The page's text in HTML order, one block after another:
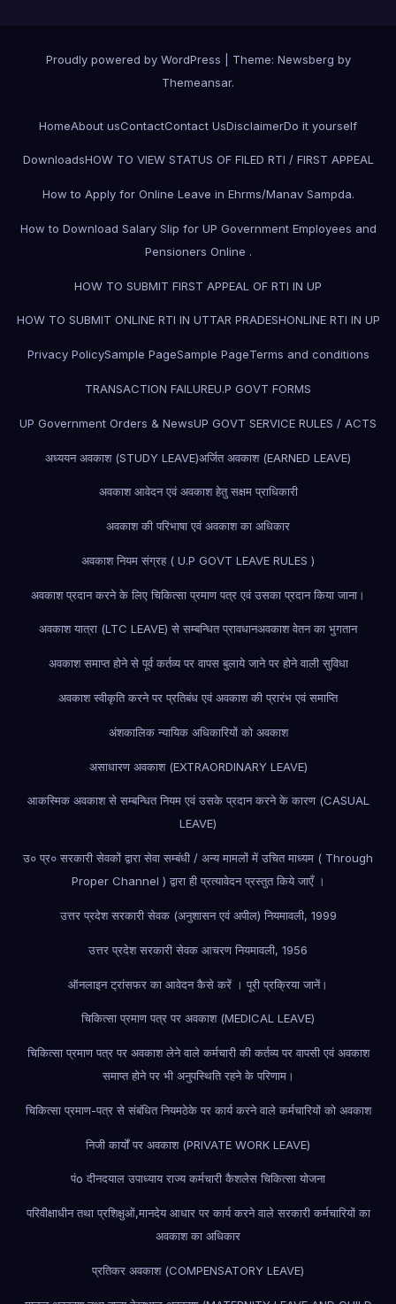
Proudly powered by WordPress Theme: Newsberg by
Themeansar.
HomeAbout usContactContact UsDisclaimerDo it yourself
DownloadsHOW TO VIEW STATUS OF FILED RTI / FIRST APPEAL
How to Apply for Online Leave in Ehrms/Manav Sampda.
How to Download Salary Slip for UP Government Employees and
Pensioners Online .
HOW TO SUBMIT FIRST APPEAL OF RTI IN UP
HOW TO SUBMIT ONLINE RTI IN UTTAR PRADESHONLINE RTI IN UP
Privacy PolicySample PageSample PageTerms and conditions
TRANSACTION FAILUREU.P GOVT FORMS
UP Government Orders & NewsUP GOVT SERVICE RULES / ACTS
अध्ययन अवकाश (STUDY LEAVE)अर्जित अवकाश (EARNED LEAVE)
अवकाश आवेदन एवं अवकाश हेतु सक्षम प्राधिकारी
अवकाश की परिभाषा एवं अवकाश का अधिकार
अवकाश नियम संग्रह ( U.P GOVT LEAVE RULES )
अवकाश प्रदान करने के लिए चिकित्सा प्रमाण पत्र एवं उसका प्रदान किया जाना।
अवकाश यात्रा (LTC LEAVE) से सम्बन्धित प्रावधानअवकाश वेतन का भुगतान
अवकाश समाप्त होने से पूर्व कर्तव्य पर वापस बुलाये जाने पर होने वाली सुविधा
अवकाश स्वीकृति करने पर प्रतिबंध एवं अवकाश की प्रारंभ एवं समाप्ति
अंशकालिक न्यायिक अधिकारियों को अवकाश
असाधारण अवकाश (EXTRAORDINARY LEAVE)
आकस्मिक अवकाश से सम्बन्धित नियम एवं उसके प्रदान करने के कारण (CASUAL
LEAVE)
उ० प्र० सरकारी सेवकों द्वारा सेवा सम्बंधी / अन्य मामलों में उचित माध्यम ( Through
Proper Channel ) द्वारा ही प्रत्यावेदन प्रस्तुत किये जाएँ ।
उत्तर प्रदेश सरकारी सेवक (अनुशासन एवं अपील) नियमावली, 1999
उत्तर प्रदेश सरकारी सेवक आचरण नियमावली, 1956
ऑनलाइन ट्रांसफर का आवेदन कैसे करें । पूरी प्रक्रिया जानें।
चिकित्सा प्रमाण पत्र पर अवकाश (MEDICAL LEAVE)
चिकित्सा प्रमाण पत्र पर अवकाश लेने वाले कर्मचारी की कर्तव्य पर वापसी एवं अवकाश
समाप्त होने पर भी अनुपस्थिति रहने के परिणाम।
चिकित्सा प्रमाण-पत्र से संबंधित नियमठेके पर कार्य करने वाले कर्मचारियों को अवकाश
निजी कार्यों पर अवकाश (PRIVATE WORK LEAVE)
पंo दीनदयाल उपाध्याय राज्य कर्मचारी कैशलेस चिकित्सा योजना
परिवीक्षाधीन तथा प्रशिक्षुओं,मानदेय आधार पर कार्य करने वाले सरकारी कर्मचारियों का
अवकाश का अधिकार
प्रतिकर अवकाश (COMPENSATORY LEAVE)